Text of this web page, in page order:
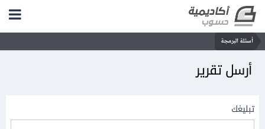
أسئلة البرمجة
أرسل تقرير
تبليغك